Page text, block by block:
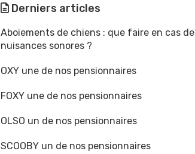
Derniers articles
Aboiements de chiens : que faire en cas de
nuisances sonores ?
OXY une de nos pensionnaires
FOXY une de nos pensionnaires
OLSO un de nos pensionnaires
SCOOBY un de nos pensionnaires